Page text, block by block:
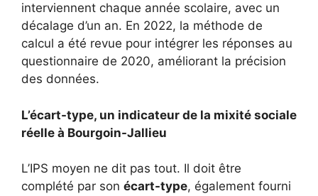
interviennent chaque année scolaire, avec un
décalage d’un an. En 2022, la méthode de
calcul a été revue pour intégrer les réponses au
questionnaire de 2020, améliorant la précision
des données.
L’écart-type, un indicateur de la mixité sociale
réelle à Bourgoin-Jallieu
L’IPS moyen ne dit pas tout. Il doit être
complété par son écart-type, également fourni